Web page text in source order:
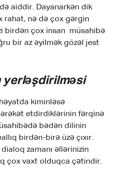
aiddir. Dayanarkən dik
rahat, nə də çox gərgin
birdən çox insan müsahibə
bir az əyilmək gözəl jest
yerləşdirilməsi
kiminləsə
etdirdiklərinin fərqinə
bədən dilinin
birdən-birə üzə çıxır.
zamanı əllərinizin
çox vaxt olduqca çətindir.